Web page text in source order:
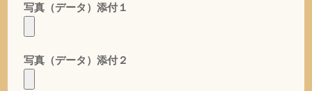
写真（データ）添付１
写真（データ）添付２